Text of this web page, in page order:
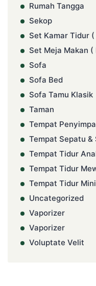
Rumah Tangga
Sekop
Set Kamar Tidur (
Set Meja Makan (
Sofa
Sofa Bed
Sofa Tamu Klasik
Taman
Tempat
Tempat Sepatu &
Tempat Tidur
Tempat Tidur
Tempat Tidur
Uncategorized
Vaporizer
Vaporizer
Voluptate Velit